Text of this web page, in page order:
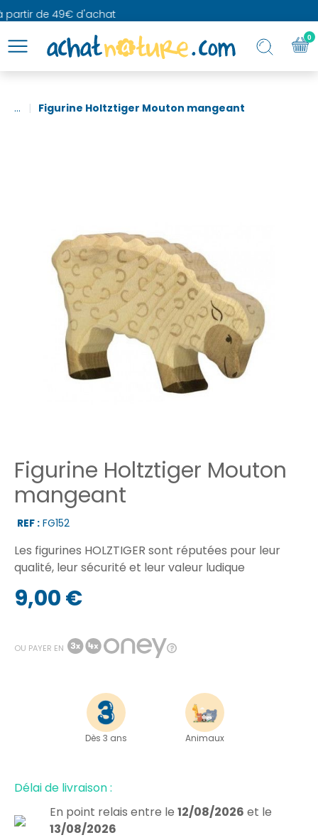
de 49€ d'achat
... Figurine Holtztiger Mouton mangeant
Figurine Holtztiger Mouton
mangeant
REF : FG152
Les figurines HOLZTIGER sont réputées pour leur
qualité, leur sécurité et leur valeur ludique
9,00 €
OU PAYER EN
Dès 3 ans Animaux
Délai de livraison :
En point relais entre le 12/08/2026 et le
13/08/2026
0